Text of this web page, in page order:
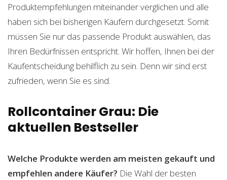
Produktempfehlungen miteinander verglichen und alle
haben sich bei bisherigen Käufern durchgesetzt. Somit
müssen Sie nur das passende Produkt auswählen, das
Ihren Bedürfnissen entspricht. Wir hoffen, Ihnen bei der
Kaufentscheidung behilflich zu sein. Denn wir sind erst
zufrieden, wenn Sie es sind.
Rollcontainer Grau: Die
aktuellen Bestseller
Welche Produkte werden am meisten gekauft und
empfehlen andere Käufer? Die Wahl der besten